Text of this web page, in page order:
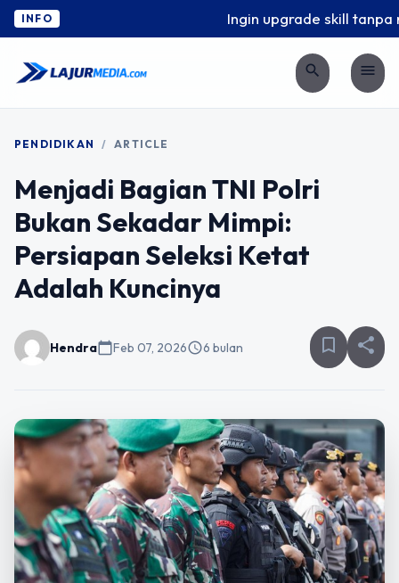
INFO Ingin upgrade skill tanpa
search menu
PENDIDIKAN / ARTICLE
Menjadi Bagian TNI Polri
Bukan Sekadar Mimpi:
Persiapan Seleksi Ketat
Adalah Kuncinya
Hendracalendar_todayFeb 07, 2026schedule6 bulan bookmark_border share